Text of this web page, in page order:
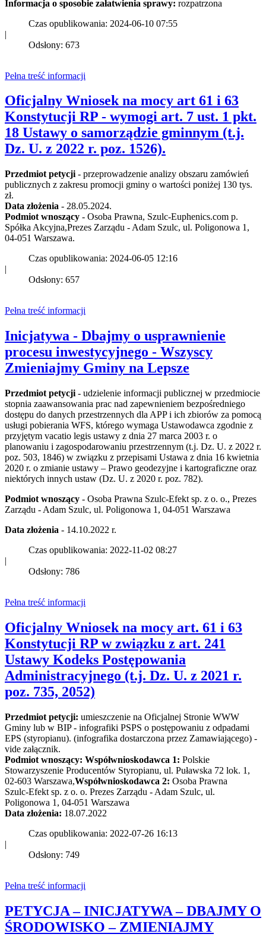
Informacja o sposobie załatwienia sprawy: rozpatrzona
Czas opublikowania: 2024-06-10 07:55
|
Odsłony: 673
Pełna treść informacji
Oficjalny Wniosek na mocy art 61 i 63
Konstytucji RP - wymogi art. 7 ust. 1 pkt.
18 Ustawy o samorządzie gminnym (t.j.
Dz. U. z 2022 r. poz. 1526).
Przedmiot petycji - przeprowadzenie analizy obszaru zamówień
publicznych z zakresu promocji gminy o wartości poniżej 130 tys.
zł.
Data złożenia - 28.05.2024.
Podmiot wnoszący - Osoba Prawna, Szulc-Euphenics.com p.
Spółka Akcyjna,Prezes Zarządu - Adam Szulc, ul. Poligonowa 1,
04-051 Warszawa.
Czas opublikowania: 2024-06-05 12:16
|
Odsłony: 657
Pełna treść informacji
Inicjatywa - Dbajmy o usprawnienie
procesu inwestycyjnego - Wszyscy
Zmieniajmy Gminy na Lepsze
Przedmiot petycji - udzielenie informacji publicznej w przedmiocie
stopnia zaawansowania prac nad zapewnieniem bezpośredniego
dostępu do danych przestrzennych dla APP i ich zbiorów za pomocą
usługi pobierania WFS, którego wymaga Ustawodawca zgodnie z
przyjętym vacatio legis ustawy z dnia 27 marca 2003 r. o
planowaniu i zagospodarowaniu przestrzennym (t.j. Dz. U. z 2022 r.
poz. 503, 1846) w związku z przepisami Ustawa z dnia 16 kwietnia
2020 r. o zmianie ustawy – Prawo geodezyjne i kartograficzne oraz
niektórych innych ustaw (Dz. U. z 2020 r. poz. 782).
Podmiot wnoszący - Osoba Prawna Szulc-Efekt sp. z o. o., Prezes
Zarządu - Adam Szulc, ul. Poligonowa 1, 04-051 Warszawa
Data złożenia - 14.10.2022 r.
Czas opublikowania: 2022-11-02 08:27
|
Odsłony: 786
Pełna treść informacji
Oficjalny Wniosek na mocy art. 61 i 63
Konstytucji RP w związku z art. 241
Ustawy Kodeks Postępowania
Administracyjnego (t.j. Dz. U. z 2021 r.
poz. 735, 2052)
Przedmiot petycji: umieszczenie na Oficjalnej Stronie WWW
Gminy lub w BIP - infografiki PSPS o postępowaniu z odpadami
EPS (styropianu). (infografika dostarczona przez Zamawiającego) -
vide załącznik.
Podmiot wnoszący: Współwnioskodawca 1: Polskie
Stowarzyszenie Producentów Styropianu, ul. Puławska 72 lok. 1,
02-603 Warszawa,Współwnioskodawca 2: Osoba Prawna
Szulc-Efekt sp. z o. o. Prezes Zarządu - Adam Szulc, ul.
Poligonowa 1, 04-051 Warszawa
Data złożenia: 18.07.2022
Czas opublikowania: 2022-07-26 16:13
|
Odsłony: 749
Pełna treść informacji
PETYCJA – INICJATYWA – DBAJMY O
ŚRODOWISKO – ZMIENIAJMY